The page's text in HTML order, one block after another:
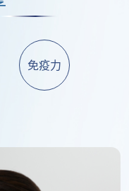
免疫力